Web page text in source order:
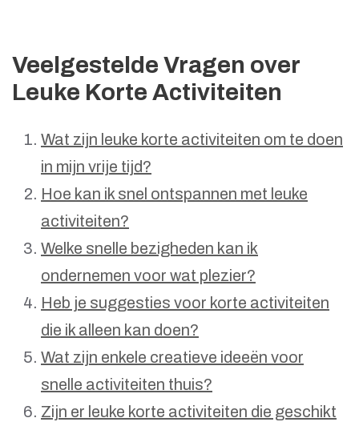
Veelgestelde Vragen over
Leuke Korte Activiteiten
Wat zijn leuke korte activiteiten om te doen
in mijn vrije tijd?
Hoe kan ik snel ontspannen met leuke
activiteiten?
Welke snelle bezigheden kan ik
ondernemen voor wat plezier?
Heb je suggesties voor korte activiteiten
die ik alleen kan doen?
Wat zijn enkele creatieve ideeën voor
snelle activiteiten thuis?
Zijn er leuke korte activiteiten die geschikt